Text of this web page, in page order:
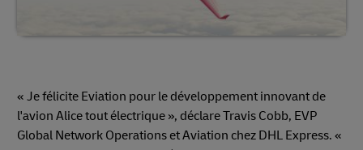
« Je félicite Eviation pour le développement innovant de
l'avion Alice tout électrique », déclare Travis Cobb, EVP
Global Network Operations et Aviation chez DHL Express. «